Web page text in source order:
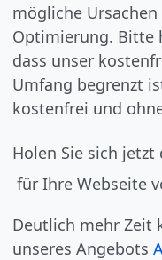
mögliche
Optimierung. Bitte
dass unser
Umfang begrenzt
kostenfrei und
Holen Sie sich jetzt
für Ihre Webseite
Deutlich mehr Zeit
unseres Angebots